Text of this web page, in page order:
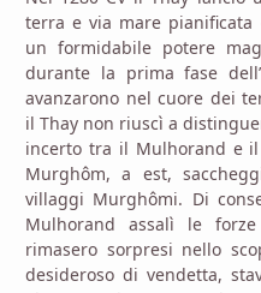
terra e via mare
un formidabile potere
durante la prima fase
avanzarono nel cuore dei
il Thay non riuscì a
incerto tra il Mulhorand e il
Murghôm, a est,
villaggi Murghômi. Di
Mulhorand assalì le
rimasero sorpresi nello
desideroso di vendetta,